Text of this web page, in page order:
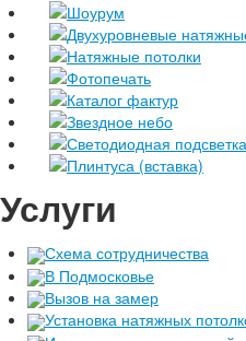
Шоурум
Двухуровневые
Натяжные потолки
Фотопечать
Каталог фактур
Звездное небо
Светодиодная подсветка
Плинтуса (вставка)
Услуги
Схема сотрудничества
В Подмосковье
Вызов на замер
Установка натяжных